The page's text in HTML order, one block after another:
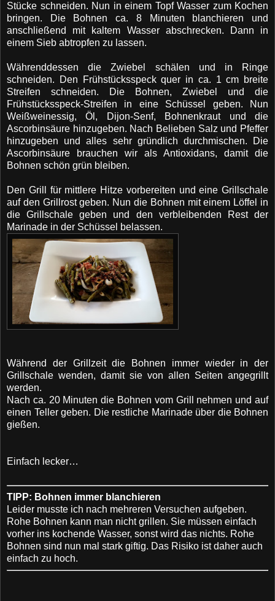
Stücke schneiden. Nun in einem Topf Wasser zum Kochen
bringen. Die Bohnen ca. 8 Minuten blanchieren und
anschließend mit kaltem Wasser abschrecken. Dann in
einem Sieb abtropfen zu lassen.
Währenddessen die Zwiebel schälen und in Ringe
schneiden. Den Frühstücksspeck quer in ca. 1 cm breite
Streifen schneiden. Die Bohnen, Zwiebel und die
Frühstücksspeck-Streifen in eine Schüssel geben. Nun
Weißweinessig, Öl, Dijon-Senf, Bohnenkraut und die
Ascorbinsäure hinzugeben. Nach Belieben Salz und Pfeffer
hinzugeben und alles sehr gründlich durchmischen. Die
Ascorbinsäure brauchen wir als Antioxidans, damit die
Bohnen schön grün bleiben.
Den Grill für mittlere Hitze vorbereiten und eine Grillschale
auf den Grillrost geben. Nun die Bohnen mit einem Löffel in
die Grillschale geben und den verbleibenden Rest der
Marinade in der Schüssel belassen.
Während der Grillzeit die Bohnen immer wieder in der
Grillschale wenden, damit sie von allen Seiten angegrillt
werden.
Nach ca. 20 Minuten die Bohnen vom Grill nehmen und auf
einen Teller geben. Die restliche Marinade über die Bohnen
gießen.
Einfach lecker…
TIPP: Bohnen immer blanchieren
Leider musste ich nach mehreren Versuchen aufgeben.
Rohe Bohnen kann man nicht grillen. Sie müssen einfach
vorher ins kochende Wasser, sonst wird das nichts. Rohe
Bohnen sind nun mal stark giftig. Das Risiko ist daher auch
einfach zu hoch.